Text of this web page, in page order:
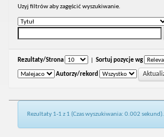
Uzyj filtrów aby zagęścić wyszukiwanie.
Rezultaty/Strona Sortuj pozycje wg
Autorzy/rekord
Rezultaty 1-1 z 1 (Czas wyszukiwania: 0.002 sekund).